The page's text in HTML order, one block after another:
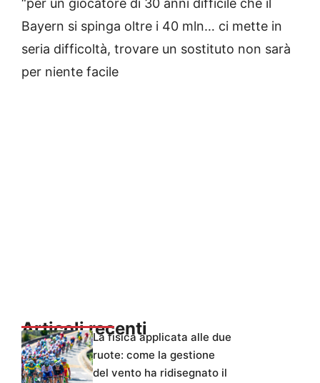
“per un giocatore di 30 anni difficile che il
Bayern si spinga oltre i 40 mln… ci mette in
seria difficoltà, trovare un sostituto non sarà
per niente facile
Articoli recentiLa fisica applicata alle due
ruote: come la gestione
del vento ha ridisegnato il